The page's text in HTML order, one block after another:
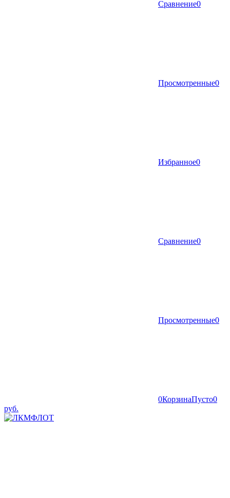
Сравнение0
Просмотренные0
Избранное0
Сравнение0
Просмотренные0
0КорзинаПусто0
руб.